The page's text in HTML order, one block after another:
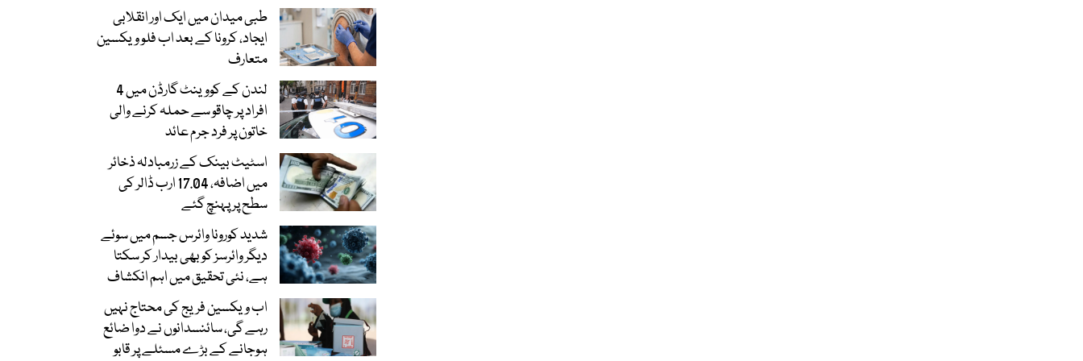
طبی میدان میں ایک اور انقلابی
ایجاد، کرونا کے بعد اب فلو ویکسین
متعارف
لندن کے کووینٹ گارڈن میں 4
افراد پر چاقو سے حملہ کرنے والی
خاتون پر فرد جرم عائد
اسٹیٹ بینک کے زرمبادلہ ذخائر
میں اضافہ، 17.04 ارب ڈالر کی
سطح پر پہنچ گئے
شدید کورونا وائرس جسم میں سوئے
دیگر وائرسز کو بھی بیدار کر سکتا
ہے، نئی تحقیق میں اہم انکشاف
اب ویکسین فریج کی محتاج نہیں
رہے گی، سائنسدانوں نے دوا ضائع
ہوجانے کے بڑے مسئلے پر قابو